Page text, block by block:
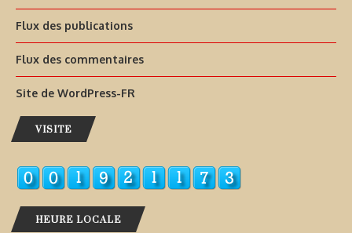
Flux des publications
Flux des commentaires
Site de WordPress-FR
VISITE
HEURE LOCALE